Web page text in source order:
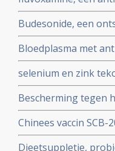
het risico op
met de ziekte om
Budesonide, een
astmapatienten,
coronavirus - Covid-
Bloedplasma met
en aspirine moet
selenium en zink
aan het coronavirus
Bescherming tegen
minder. Na 5
Chinees vaccin
ziekenhuisopname
Dieetsuppletie,